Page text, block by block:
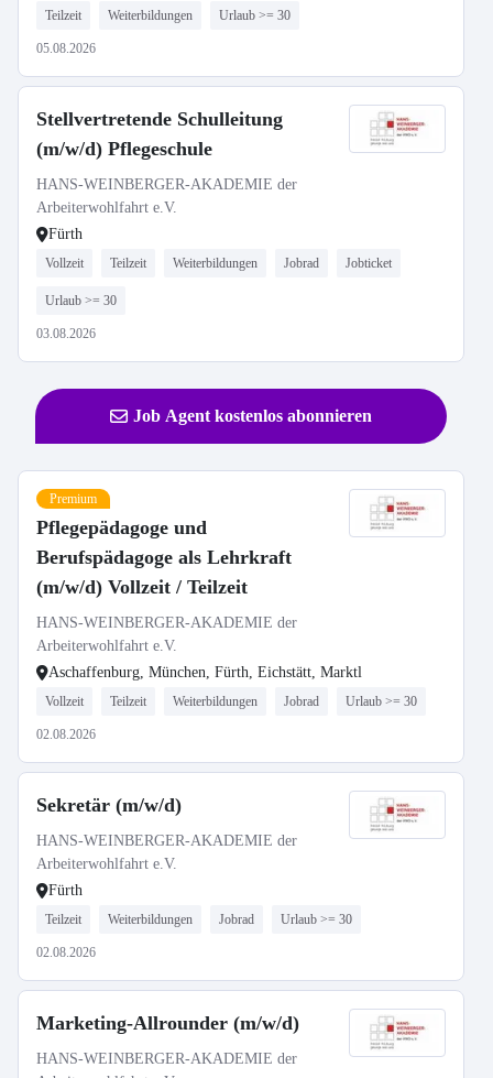
Teilzeit Weiterbildungen Urlaub >= 30
05.08.2026
Stellvertretende Schulleitung
(m/w/d) Pflegeschule
HANS-WEINBERGER-AKADEMIE der
Arbeiterwohlfahrt e.V.
Fürth
Vollzeit Teilzeit Weiterbildungen Jobrad Jobticket
Urlaub >= 30
03.08.2026
Job Agent kostenlos abonnieren
Premium
Pflegepädagoge und
Berufspädagoge als Lehrkraft
(m/w/d) Vollzeit / Teilzeit
HANS-WEINBERGER-AKADEMIE der
Arbeiterwohlfahrt e.V.
Aschaffenburg, München, Fürth, Eichstätt, Marktl
Vollzeit Teilzeit Weiterbildungen Jobrad Urlaub >= 30
02.08.2026
Sekretär (m/w/d)
HANS-WEINBERGER-AKADEMIE der
Arbeiterwohlfahrt e.V.
Fürth
Teilzeit Weiterbildungen Jobrad Urlaub >= 30
02.08.2026
Marketing-Allrounder (m/w/d)
HANS-WEINBERGER-AKADEMIE der